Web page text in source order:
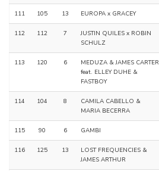
111 105 13 EUROPA x GRACEY
112 112 7
JUSTIN QUILES x ROBIN
SCHULZ
113 120 6
MEDUZA & JAMES CARTER
feat. ELLEY DUHE &
FASTBOY
114 104 8
CAMILA CABELLO &
MARIA BECERRA
115 90 6 GAMBI
116 125 13
LOST FREQUENCIES &
JAMES ARTHUR